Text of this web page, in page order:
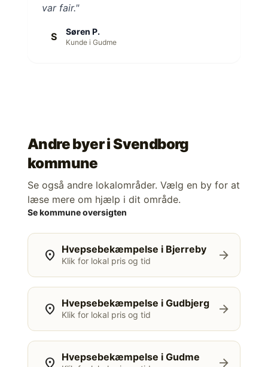
var fair."
S Søren P.
Kunde i Gudme
Andre byer iSvendborg
kommune
Se også andre lokalområder. Vælg en by for at
læse mere om hjælp i dit område.
Se kommune oversigten
location_on Hvepsebekæmpelse i Bjerreby
Klik for lokal pris og tid arrow_forward
location_on Hvepsebekæmpelse i Gudbjerg
Klik for lokal pris og tid arrow_forward
location_on Hvepsebekæmpelse i Gudme arrow_forward